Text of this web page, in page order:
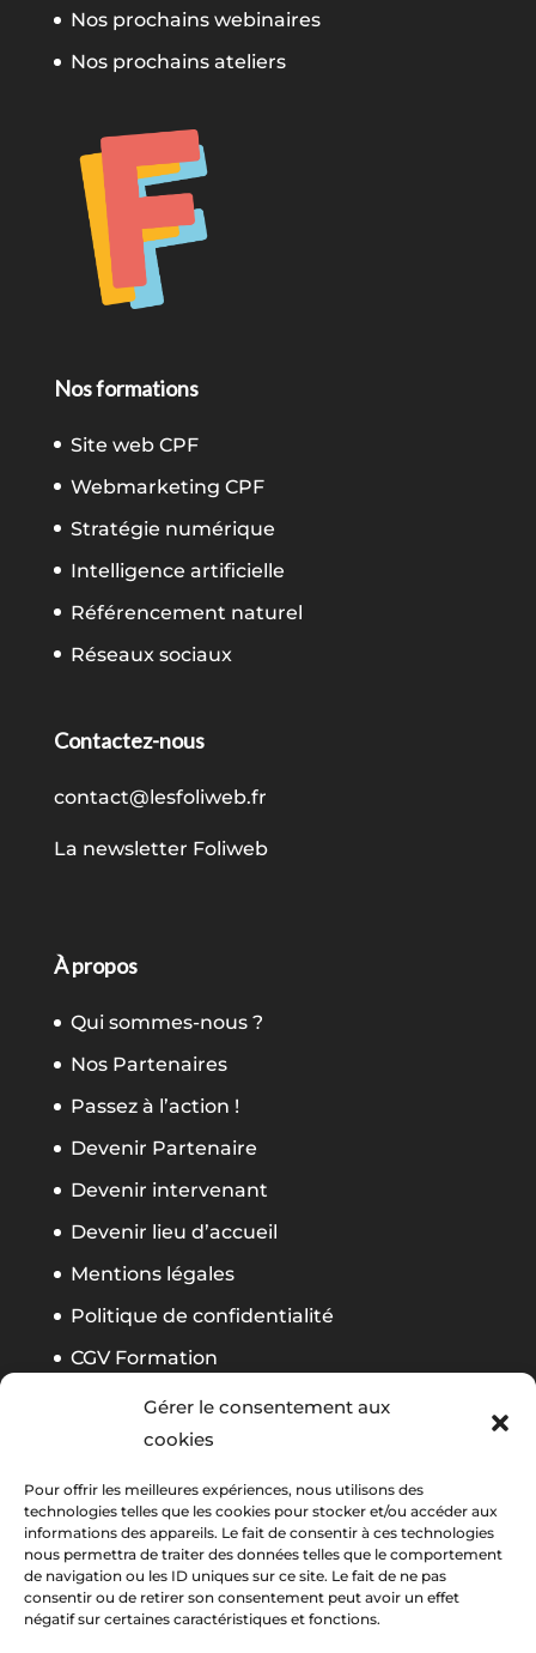
Gérer le consentement aux
cookies
Pour offrir les meilleures expériences, nous utilisons des
technologies telles que les cookies pour stocker et/ou accéder aux
informations des appareils. Le fait de consentir à ces technologies
nous permettra de traiter des données telles que le comportement
de navigation ou les ID uniques sur ce site. Le fait de ne pas
consentir ou de retirer son consentement peut avoir un effet
négatif sur certaines caractéristiques et fonctions.
Nos prochains webinaires
Nos prochains ateliers
Nos formations
Site web CPF
Webmarketing CPF
Stratégie numérique
Intelligence artificielle
Référencement naturel
Réseaux sociaux
Contactez-nous
contact@lesfoliweb.fr
La newsletter Foliweb
À propos
Qui sommes-nous ?
Nos Partenaires
Passez à l’action !
Devenir Partenaire
Devenir intervenant
Devenir lieu d’accueil
Mentions légales
Politique de confidentialité
CGV Formation
Règlement Foliweb Awards 2026
Suivez notre actu
La newsletter Foliweb